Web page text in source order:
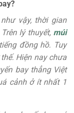
vậy, thời gian
lý thuyết, múi
đồng hồ. Tuy
Hiện nay chưa
bay thẳng Việt
cảnh ở ít nhất 1